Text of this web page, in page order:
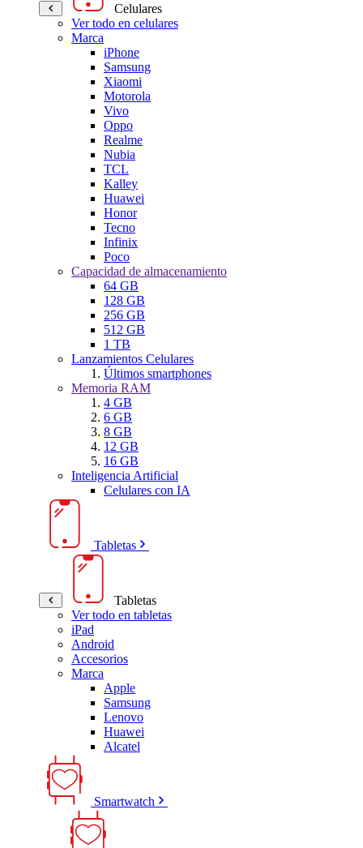
Celulares
Ver todo en celulares
Marca
iPhone
Samsung
Xiaomi
Motorola
Vivo
Oppo
Realme
Nubia
TCL
Kalley
Huawei
Honor
Tecno
Infinix
Poco
Capacidad de almacenamiento
64 GB
128 GB
256 GB
512 GB
1 TB
Lanzamientos Celulares
Últimos smartphones
Memoria RAM
4 GB
6 GB
8 GB
12 GB
16 GB
Inteligencia Artificial
Celulares con IA
Tabletas
Tabletas
Ver todo en tabletas
iPad
Android
Accesorios
Marca
Apple
Samsung
Lenovo
Huawei
Alcatel
Smartwatch